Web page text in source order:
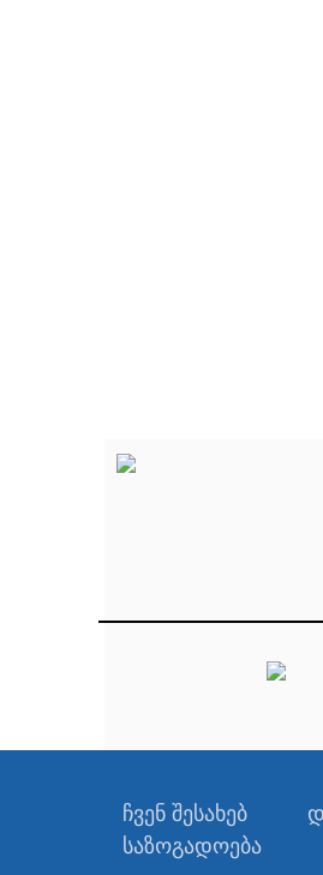
ჩვენ შესახებ
საზოგადოება